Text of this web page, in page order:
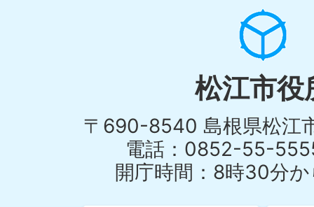
松江市役
〒690-8540 島根県松江
電話：0852-55-
開庁時間：8時30分か